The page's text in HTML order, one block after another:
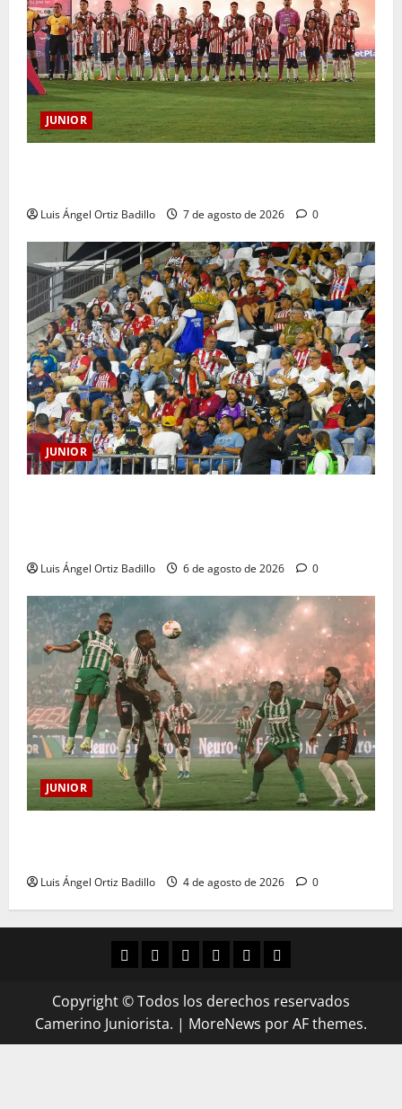
JUNIOR
Luis Ángel Ortiz Badillo 7 de agosto de 2026 0
JUNIOR
Luis Ángel Ortiz Badillo 6 de agosto de 2026 0
JUNIOR
Luis Ángel Ortiz Badillo 4 de agosto de 2026 0
Copyright © Todos los derechos reservados
Camerino Juniorista. | MoreNews por AF themes.